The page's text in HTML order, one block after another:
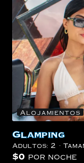
Alojamientos
Glamping
Adultos: 2
$0 por noche